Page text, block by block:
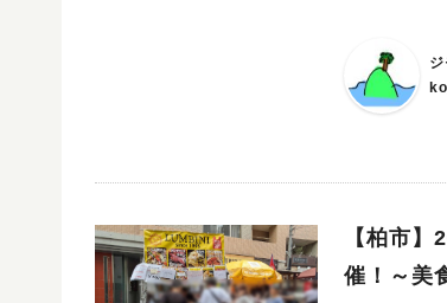
【柏市
催！～美